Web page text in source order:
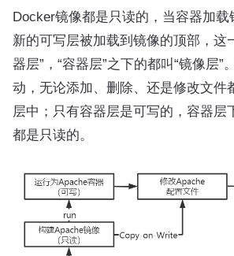
Docker镜像都是只读的，当容器加载
新的可写层被加载到镜像的顶部，这
器层”，“容器层”之下的都叫“镜像层”
动，无论添加、删除、还是修改文件
层中；只有容器层是可写的，容器层
都是只读的。